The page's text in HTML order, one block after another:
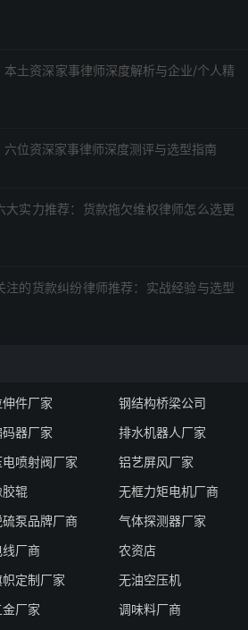
土资深家事律师深度解析与企业/个人精
位资深家事律师深度测评与选型指南
实力推荐：货款拖欠维权律师怎么选更
的货款纠纷律师推荐：实战经验与选型
伸件厂家
钢结构桥梁公司
码器厂家
排水机器人厂家
电喷射阀厂家
铝艺屏风厂家
辊
无框力矩电机厂商
硫泵品牌厂商
气体探测器厂家
线厂商
农资店
帜定制厂家
无油空压机
金厂家 调味料厂商